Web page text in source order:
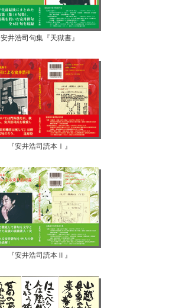
安井浩司句集『天獄書』
『安井浩司読本Ⅰ』
『安井浩司読本Ⅱ』